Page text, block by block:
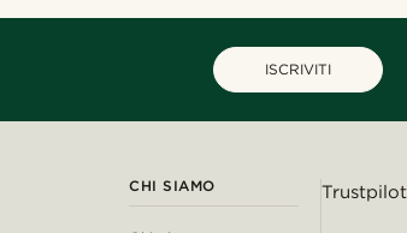
ISCRIVITI
CHI SIAMO Trustpilot